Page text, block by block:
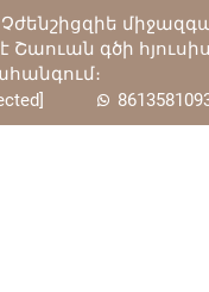
Շաուան գծի